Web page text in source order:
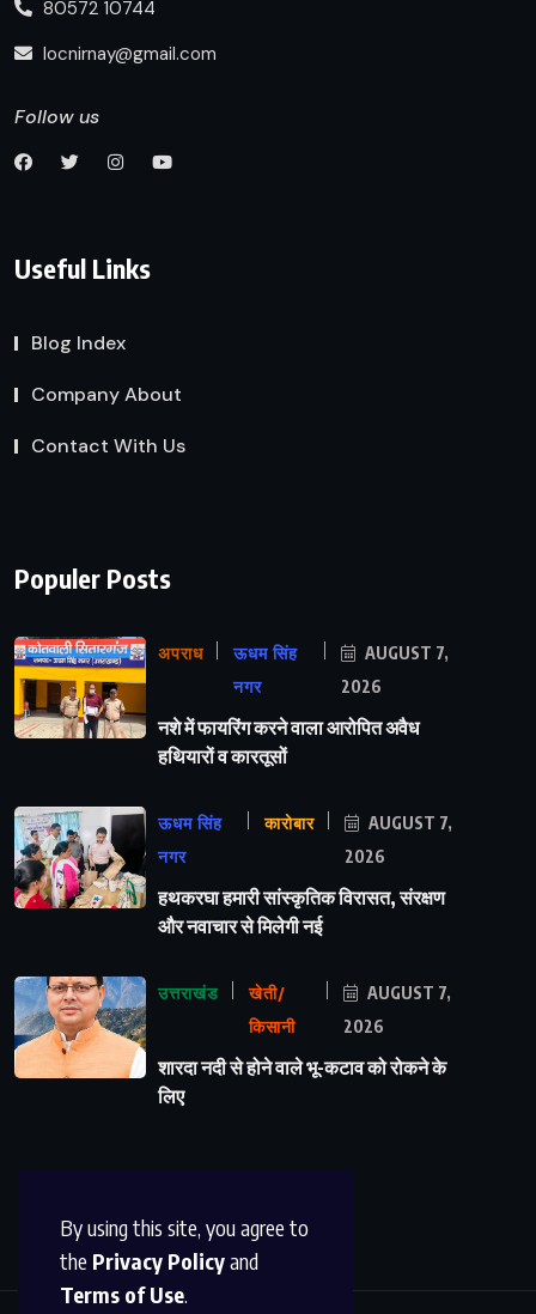
By using this site, you agree to
the Privacy Policyand
Terms of Use.
80572 10744
locnirnay@gmail.com
Follow us
Useful Links
Blog Index
Company About
Contact With Us
Populer Posts
अपराध
ऊधम सिंह
नगर
AUGUST 7,
2026
नशे में फायरिंग करने वाला आरोपित अवैध
हथियारों व कारतूसों
ऊधम सिंह
नगर
कारोबार
AUGUST 7,
2026
हथकरघा हमारी सांस्कृतिक विरासत, संरक्षण
और नवाचार से मिलेगी नई
उत्तराखंड
खेती/
किसानी
AUGUST 7,
2026
शारदा नदी से होने वाले भू-कटाव को रोकने के
लिए